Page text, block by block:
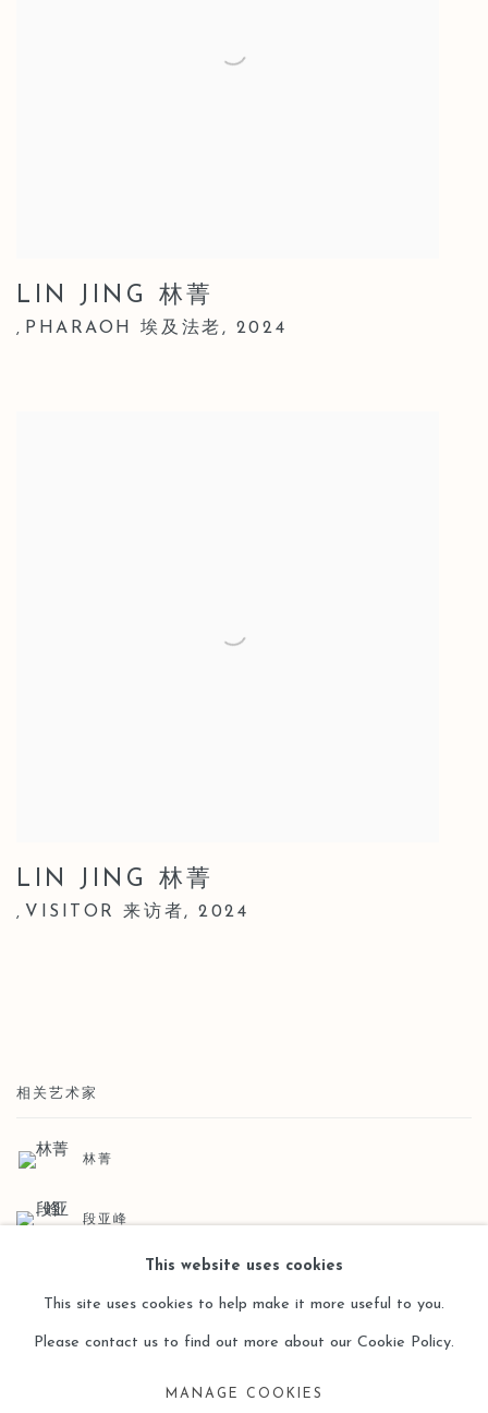
LIN JING 林菁
, PHARAOH 埃及法老 , 2024
LIN JING 林菁
, VISITOR 来访者,2024
相关艺术家
林菁
段亚峰
This website uses cookies
This site uses cookies to help make it more useful to you.
Please contact us to find out more about our Cookie Policy.
MANAGE COOKIES